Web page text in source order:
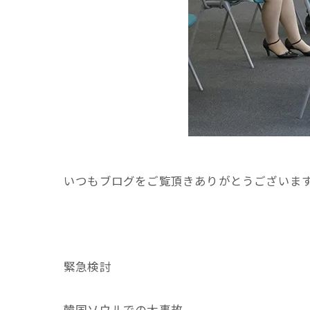
いつもブログをご覧頂きありがとうございま
緊急検討